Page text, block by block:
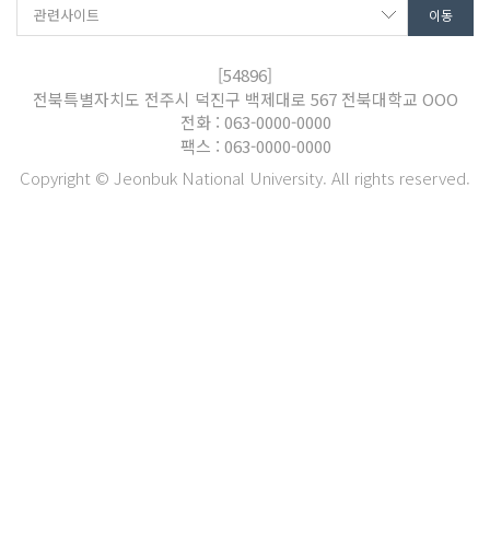
[54896]
전북특별자치도 전주시 덕진구 백제대로 567 전북대학교 OOO
전화 : 063-0000-0000
팩스 : 063-0000-0000
Copyright © Jeonbuk National University. All rights reserved.